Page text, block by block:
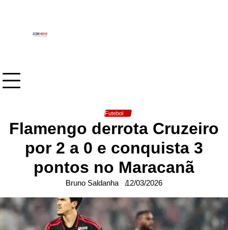
Futebol
Flamengo derrota Cruzeiro
por 2 a 0 e conquista 3
pontos no Maracanã
Bruno Saldanha 12/03/2026